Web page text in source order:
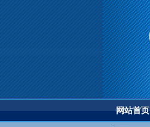
网站首页